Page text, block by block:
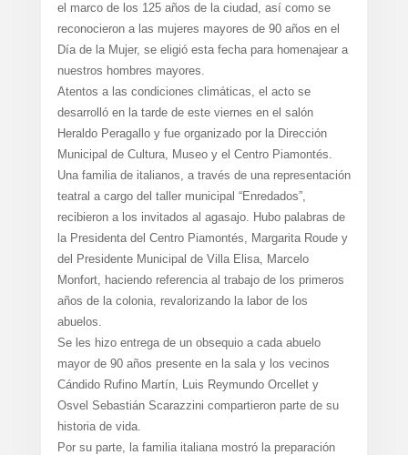
el marco de los 125 años de la ciudad, así como se
reconocieron a las mujeres mayores de 90 años en el
Día de la Mujer, se eligió esta fecha para homenajear a
nuestros hombres mayores.
Atentos a las condiciones climáticas, el acto se
desarrolló en la tarde de este viernes en el salón
Heraldo Peragallo y fue organizado por la Dirección
Municipal de Cultura, Museo y el Centro Piamontés.
Una familia de italianos, a través de una representación
teatral a cargo del taller municipal “Enredados”,
recibieron a los invitados al agasajo. Hubo palabras de
la Presidenta del Centro Piamontés, Margarita Roude y
del Presidente Municipal de Villa Elisa, Marcelo
Monfort, haciendo referencia al trabajo de los primeros
años de la colonia, revalorizando la labor de los
abuelos.
Se les hizo entrega de un obsequio a cada abuelo
mayor de 90 años presente en la sala y los vecinos
Cándido Rufino Martín, Luis Reymundo Orcellet y
Osvel Sebastián Scarazzini compartieron parte de su
historia de vida.
Por su parte, la familia italiana mostró la preparación